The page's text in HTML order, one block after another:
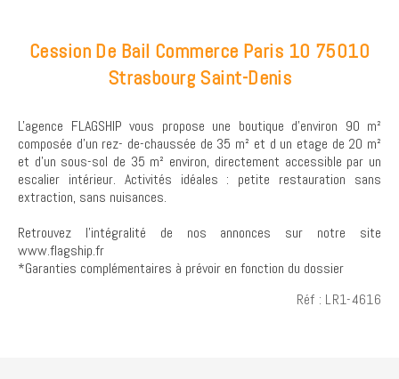
Cession De Bail Commerce Paris 10 75010
Strasbourg Saint-Denis
L'agence FLAGSHIP vous propose une boutique d'environ 90 m²
composée d'un rez- de-chaussée de 35 m² et d un etage de 20 m²
et d'un sous-sol de 35 m² environ, directement accessible par un
escalier intérieur. Activités idéales : petite restauration sans
extraction, sans nuisances.
Retrouvez l’intégralité de nos annonces sur notre site
www.flagship.fr
*Garanties complémentaires à prévoir en fonction du dossier
Réf : LR1-4616